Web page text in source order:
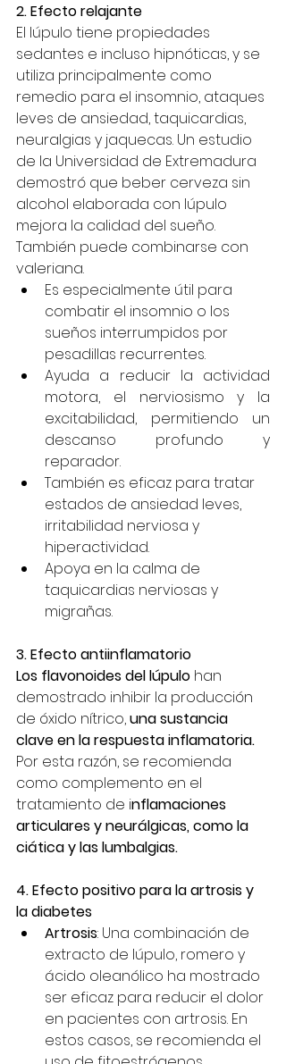
2. Efecto relajante
El lúpulo tiene propiedades
sedantes e incluso hipnóticas, y se
utiliza principalmente como
remedio para el insomnio, ataques
leves de ansiedad, taquicardias,
neuralgias y jaquecas. Un estudio
de la Universidad de Extremadura
demostró que beber cerveza sin
alcohol elaborada con lúpulo
mejora la calidad del sueño.
También puede combinarse con
valeriana.
Es especialmente útil para
combatir el insomnio o los
sueños interrumpidos por
pesadillas recurrentes.
Ayuda a reducir la actividad
motora, el nerviosismo y la
excitabilidad, permitiendo un
descanso profundo y
reparador.
También es eficaz para tratar
estados de ansiedad leves,
irritabilidad nerviosa y
hiperactividad.
Apoya en la calma de
taquicardias nerviosas y
migrañas.
3. Efecto antiinflamatorio
Los flavonoides del lúpulo han
demostrado inhibir la producción
de óxido nítrico, una sustancia
clave en la respuesta inflamatoria.
Por esta razón, se recomienda
como complemento en el
tratamiento de inflamaciones
articulares y neurálgicas, como la
ciática y las lumbalgias.
4. Efecto positivo para la artrosis y
la diabetes
Artrosis: Una combinación de
extracto de lúpulo, romero y
ácido oleanólico ha mostrado
ser eficaz para reducir el dolor
en pacientes con artrosis. En
estos casos, se recomienda el